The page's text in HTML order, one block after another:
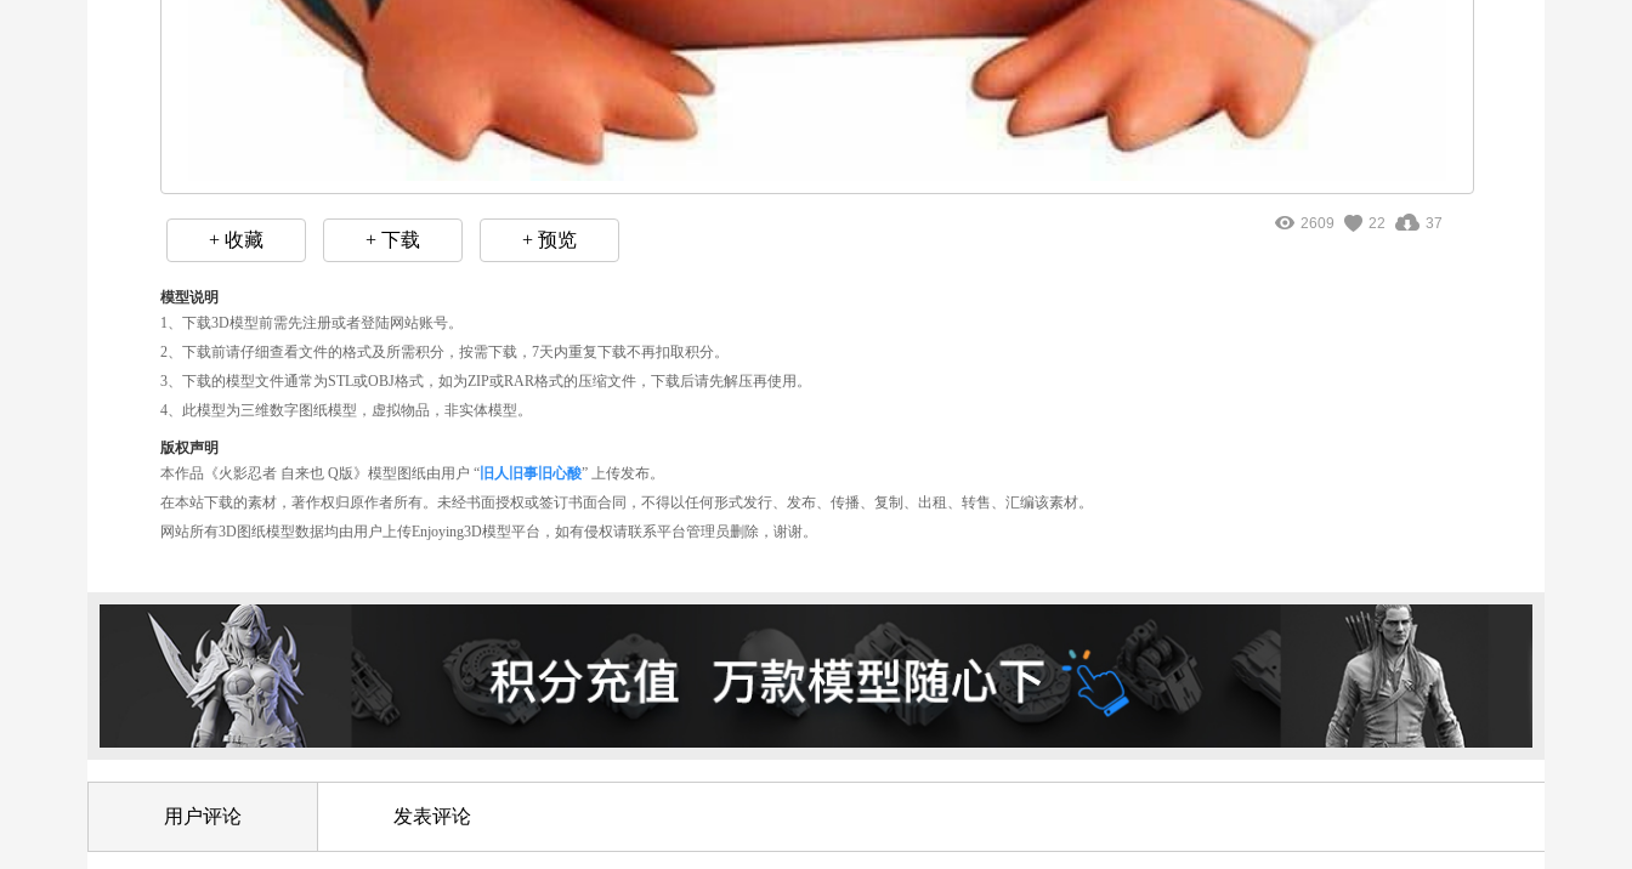
+ 收藏 + 下载 + 预览
2609 22 37
模型说明
1、下载3D模型前需先注册或者登陆网站账号。
2、下载前请仔细查看文件的格式及所需积分，按需下载，7天内重复下载不再扣取积分。
3、下载的模型文件通常为STL或OBJ格式，如为ZIP或RAR格式的压缩文件，下载后请先解压再使用。
4、此模型为三维数字图纸模型，虚拟物品，非实体模型。
版权声明
本作品《火影忍者 自来也 Q版》模型图纸由用户 “ 旧人旧事旧心酸” 上传发布。
在本站下载的素材，著作权归原作者所有。未经书面授权或签订书面合同，不得以任何形式发行、发布、传播、复制、出租、转售、汇编该素材。
网站所有3D图纸模型数据均由用户上传Enjoying3D模型平台，如有侵权请联系平台管理员删除，谢谢。
用户评论 发表评论